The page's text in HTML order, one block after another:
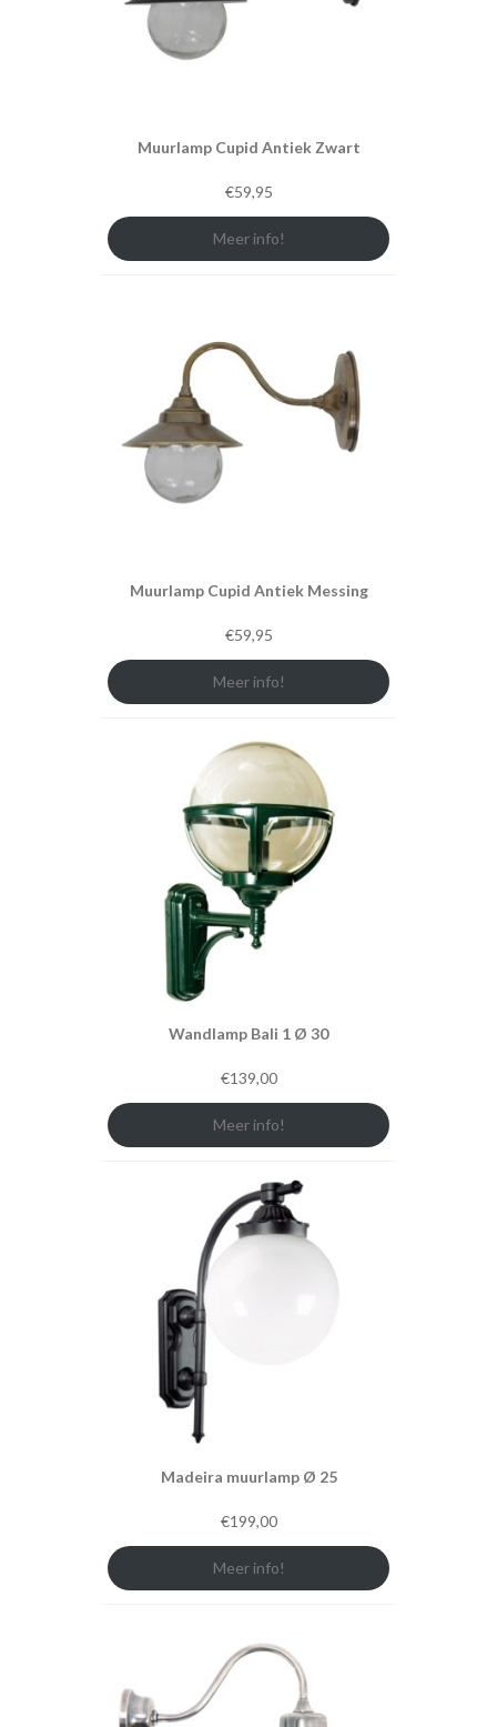
Muurlamp Cupid Antiek Zwart
€59,95
Meer info!
Muurlamp Cupid Antiek Messing
€59,95
Meer info!
Wandlamp Bali 1 Ø 30
€139,00
Meer info!
Madeira muurlamp Ø 25
€199,00
Meer info!